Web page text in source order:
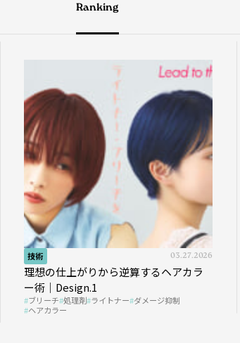
Ranking
技術 03.27.2026
理想の仕上がりから逆算するヘアカラ
ー術｜Design.1
ブリーチ 処理剤 ライトナー ダメージ抑制
ヘアカラー